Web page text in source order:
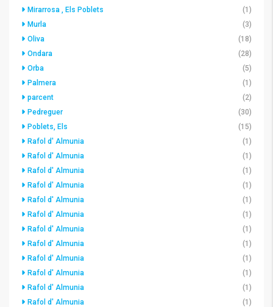
Mirarrosa , Els Poblets
(1)
Murla
(3)
Oliva
(18)
Ondara
(28)
Orba
(5)
Palmera
(1)
parcent
(2)
Pedreguer
(30)
Poblets, Els
(15)
Rafol d' Almunia
(1)
Rafol d' Almunia
(1)
Rafol d' Almunia
(1)
Rafol d' Almunia
(1)
Rafol d' Almunia
(1)
Rafol d' Almunia
(1)
Rafol d' Almunia
(1)
Rafol d' Almunia
(1)
Rafol d' Almunia
(1)
Rafol d' Almunia
(1)
Rafol d' Almunia
(1)
Rafol d' Almunia
(1)